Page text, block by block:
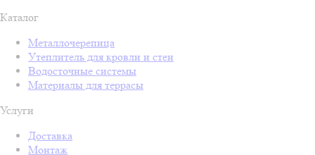
Каталог
Металлочерепица
Утеплитель для кровли и стен
Водосточные системы
Материалы для террасы
Услуги
Доставка
Монтаж